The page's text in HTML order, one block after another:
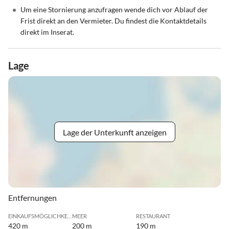
• Um eine Stornierung anzufragen wende dich vor Ablauf der
Frist direkt an den Vermieter. Du findest die Kontaktdetails
direkt im Inserat.
Lage
Lage der Unterkunft anzeigen
Entfernungen
420 m
MEER
200 m
RESTAURANT
190 m